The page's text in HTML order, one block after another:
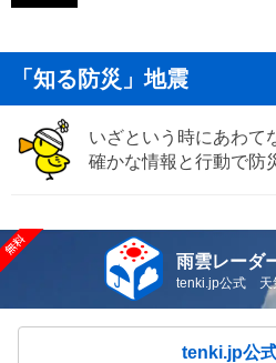
「知る防災」地震
いざという時にあわて
確かな情報と行動で防
雨雲レーダ
tenki.jp公式 天
tenki.jp公